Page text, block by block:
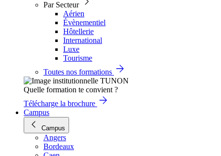
Par Secteur
Aérien
Évènementiel
Hôtellerie
International
Luxe
Tourisme
Toutes nos formations
Quelle formation te convient ?
Télécharge la brochure
Campus
Campus
Angers
Bordeaux